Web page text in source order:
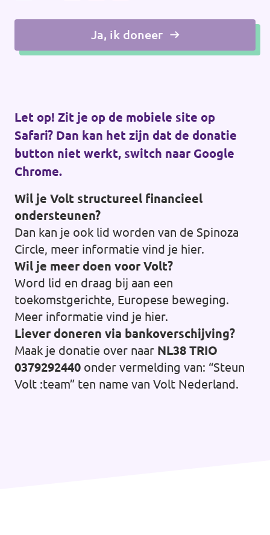
Ja, ik doneer
Let op! Zit je op de mobiele site op
Safari? Dan kan het zijn dat de donatie
button niet werkt, switch naar Google
Chrome.
Wil je Volt structureel financieel
ondersteunen?
Dan kan je ook lid worden van de Spinoza
Circle, meer informatie vind je hier.
Wil je meer doen voor Volt?
Word lid en draag bij aan een
toekomstgerichte, Europese beweging.
Meer informatie vind je hier.
Liever doneren via bankoverschijving?
Maak je donatie over naar NL38 TRIO
0379292440 onder vermelding van: “Steun
Volt :team” ten name van Volt Nederland.